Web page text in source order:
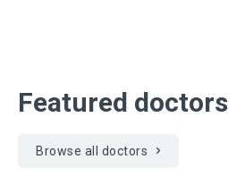
Featured doctors
Browse all doctors